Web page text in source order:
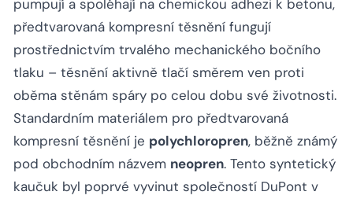
pumpují a spoléhají na chemickou adhezi k betonu,
předtvarovaná kompresní těsnění fungují
prostřednictvím trvalého mechanického bočního
tlaku – těsnění aktivně tlačí směrem ven proti
oběma stěnám spáry po celou dobu své životnosti.
Standardním materiálem pro předtvarovaná
kompresní těsnění je polychloropren, běžně známý
pod obchodním názvem neopren. Tento syntetický
kaučuk byl poprvé vyvinut společností DuPont v